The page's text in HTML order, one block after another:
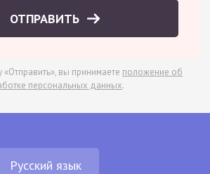
ОТПРАВИТЬ
вы принимаете положение об
персональных данных.
Русский язык